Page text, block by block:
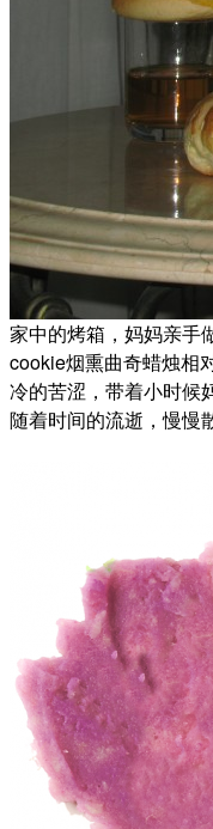
家中的烤箱，妈妈亲手
cookie烟熏曲奇蜡烛相
冷的苦涩，带着小时候
随着时间的流逝，慢慢